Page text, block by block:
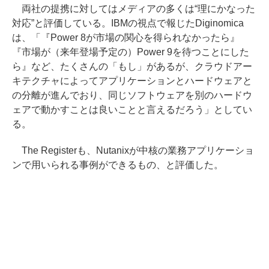
両社の提携に対してはメディアの多くは“理にかなった
対応”と評価している。IBMの視点で報じたDiginomica
は、「『Power 8が市場の関心を得られなかったら』
『市場が（来年登場予定の）Power 9を待つことにした
ら』など、たくさんの「もし」があるが、クラウドアー
キテクチャによってアプリケーションとハードウェアと
の分離が進んでおり、同じソフトウェアを別のハードウ
ェアで動かすことは良いことと言えるだろう」としてい
る。
The Registerも、Nutanixが中核の業務アプリケーショ
ンで用いられる事例ができるもの、と評価した。